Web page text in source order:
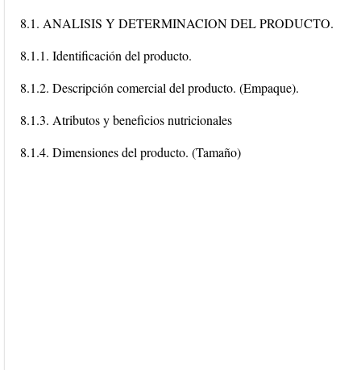
8.1. ANALISIS Y DETERMINACION DEL PRODUCTO.
8.1.1. Identificación del producto.
8.1.2. Descripción comercial del producto. (Empaque).
8.1.3. Atributos y beneficios nutricionales
8.1.4. Dimensiones del producto. (Tamaño)